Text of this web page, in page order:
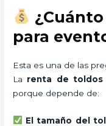
para
Esta es una de las
La renta de toldos
porque depende de:
El tamaño del